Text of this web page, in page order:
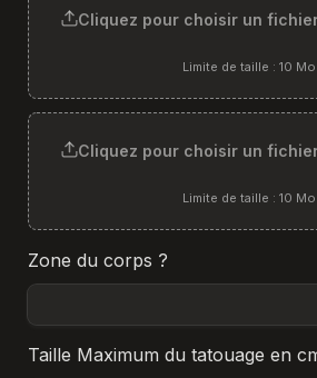
Cliquez pour choisir un
Limite de taille : 10 Mo
Cliquez pour choisir un
Limite de taille : 10 Mo
Zone du corps ?
Taille Maximum du tatouage en